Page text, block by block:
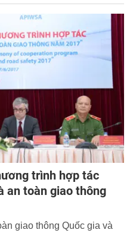
trình hợp tác
an toàn giao thông
giao thông Quốc gia và